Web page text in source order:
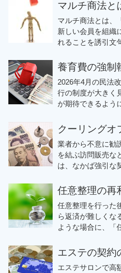
マルチ商法と
マルチ商法とは、
新しい会員を組織
れることを誘引文
養育費の強制
2026年4月の民法
行の制度が大きく
が期待できるよう
クーリングオ
業者から不意に勧
を結ぶ訪問販売な
は、なかば強引な
任意整理の再
任意整理を行った
ら返済が難しくな
ような場合に、「
エステの契約
エステサロンで高